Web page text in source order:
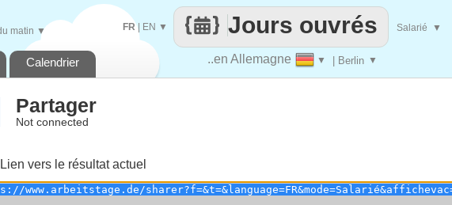
..en Allemagne ▼ | Berlin ▼
Jours ouvrés
FR| EN ▼ Salarié ▼
matin ▼
Calendrier
Partager
Not connected
Lien vers le résultat actuel